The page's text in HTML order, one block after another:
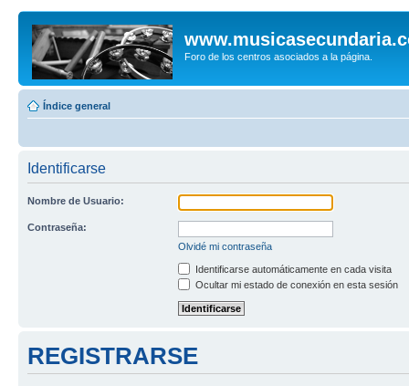
Foro de los centros asociados a la página.
Índice general
Identificarse
Nombre de Usuario:
Contraseña:
Olvidé mi contraseña
Identificarse automáticamente en cada visita
Ocultar mi estado de conexión en esta sesión
REGISTRARSE